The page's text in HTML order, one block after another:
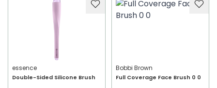
essence
Double-Sided Silicone Brush
Bobbi Brown
Full Coverage Face Brush 0 0